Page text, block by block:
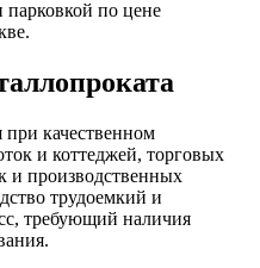
латунный
Труба
Шина
медная
медный
(пруток)
Лента
медная
Лист
медный
товары
Фитинги
резьбовые
резьбовые
стальные
Фитинги
резьбовые
парковкой по цене
при качественном
и коттеджей, торговых
производственных
трудоемкий и
требующий наличия